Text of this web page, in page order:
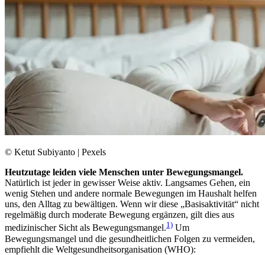
© Ketut Subiyanto | Pexels
Heutzutage leiden viele Menschen unter Bewegungsmangel.
Natürlich ist jeder in gewisser Weise aktiv. Langsames Gehen, ein
wenig Stehen und andere normale Bewegungen im Haushalt helfen
uns, den Alltag zu bewältigen. Wenn wir diese „Basisaktivität“ nicht
regelmäßig durch moderate Bewegung ergänzen, gilt dies aus
medizinischer Sicht als Bewegungsmangel.1) Um
Bewegungsmangel und die gesundheitlichen Folgen zu vermeiden,
empfiehlt die Weltgesundheitsorganisation (WHO):